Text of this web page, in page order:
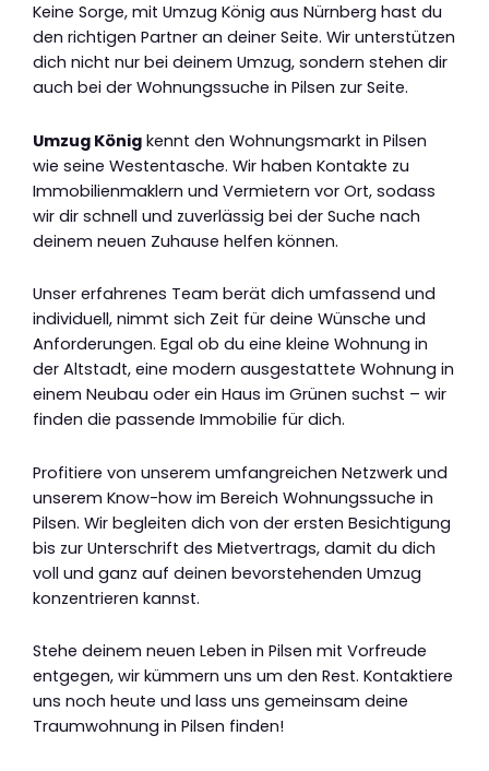
Keine Sorge, mit Umzug König aus Nürnberg hast du
den richtigen Partner an deiner Seite. Wir unterstützen
dich nicht nur bei deinem Umzug, sondern stehen dir
auch bei der Wohnungssuche in Pilsen zur Seite.
Umzug König kennt den Wohnungsmarkt in Pilsen
wie seine Westentasche. Wir haben Kontakte zu
Immobilienmaklern und Vermietern vor Ort, sodass
wir dir schnell und zuverlässig bei der Suche nach
deinem neuen Zuhause helfen können.
Unser erfahrenes Team berät dich umfassend und
individuell, nimmt sich Zeit für deine Wünsche und
Anforderungen. Egal ob du eine kleine Wohnung in
der Altstadt, eine modern ausgestattete Wohnung in
einem Neubau oder ein Haus im Grünen suchst – wir
finden die passende Immobilie für dich.
Profitiere von unserem umfangreichen Netzwerk und
unserem Know-how im Bereich Wohnungssuche in
Pilsen. Wir begleiten dich von der ersten Besichtigung
bis zur Unterschrift des Mietvertrags, damit du dich
voll und ganz auf deinen bevorstehenden Umzug
konzentrieren kannst.
Stehe deinem neuen Leben in Pilsen mit Vorfreude
entgegen, wir kümmern uns um den Rest. Kontaktiere
uns noch heute und lass uns gemeinsam deine
Traumwohnung in Pilsen finden!